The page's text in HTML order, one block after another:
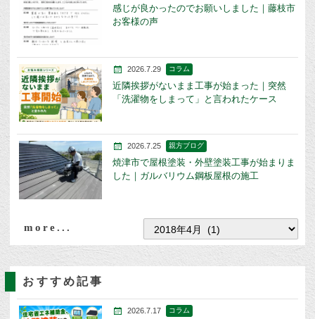
感じが良かったのでお願いしました｜藤枝市
お客様の声
2026.7.29 コラム
近隣挨拶がないまま工事が始まった｜突然
「洗濯物をしまって」と言われたケース
2026.7.25 親方ブログ
焼津市で屋根塗装・外壁塗装工事が始まりま
した｜ガルバリウム鋼板屋根の施工
more...
おすすめ記事
2026.7.17 コラム